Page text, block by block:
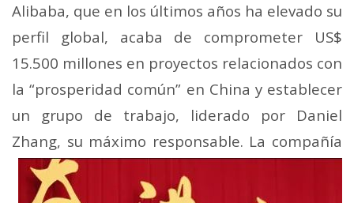
Alibaba, que en los últimos años ha elevado su
perfil global, acaba de comprometer US$
15.500 millones en proyectos relacionados con
la “prosperidad común” en China y establecer
un grupo de trabajo, liderado por Daniel
Zhang, su máximo responsable. La compañía